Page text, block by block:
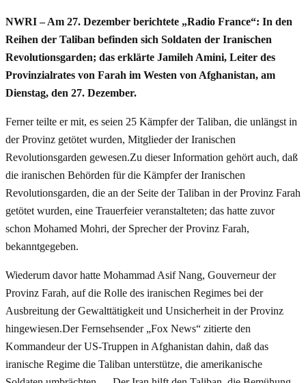
NWRI – Am 27. Dezember berichtete „Radio France“: In den
Reihen der Taliban befinden sich Soldaten der Iranischen
Revolutionsgarden; das erklärte Jamileh Amini, Leiter des
Provinzialrates von Farah im Westen von Afghanistan, am
Dienstag, den 27. Dezember.
Ferner teilte er mit, es seien 25 Kämpfer der Taliban, die unlängst in
der Provinz getötet wurden, Mitglieder der Iranischen
Revolutionsgarden gewesen.Zu dieser Information gehört auch, daß
die iranischen Behörden für die Kämpfer der Iranischen
Revolutionsgarden, die an der Seite der Taliban in der Provinz Farah
getötet wurden, eine Trauerfeier veranstalteten; das hatte zuvor
schon Mohamed Mohri, der Sprecher der Provinz Farah,
bekanntgegeben.
Wiederum davor hatte Mohammad Asif Nang, Gouverneur der
Provinz Farah, auf die Rolle des iranischen Regimes bei der
Ausbreitung der Gewalttätigkeit und Unsicherheit in der Provinz
hingewiesen.Der Fernsehsender „Fox News“ zitierte den
Kommandeur der US-Truppen in Afghanistan dahin, daß das
iranische Regime die Taliban unterstütze, die amerikanische